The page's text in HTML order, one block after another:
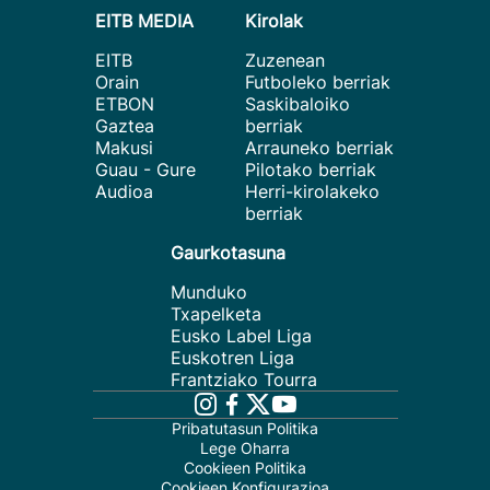
EITB MEDIA
EITB
Orain
ETBON
Gaztea
Makusi
Guau - Gure
Audioa
Kirolak
Zuzenean
Futboleko berriak
Saskibaloiko
berriak
Arrauneko berriak
Pilotako berriak
Herri-kirolakeko
berriak
Gaurkotasuna
Munduko
Txapelketa
Eusko Label Liga
Euskotren Liga
Frantziako Tourra
Pribatutasun Politika
Lege Oharra
Cookieen Politika